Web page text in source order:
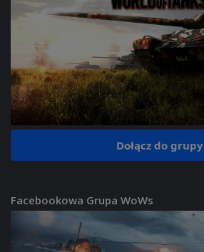
Dołącz do grupy
Facebookowa Grupa WoWs